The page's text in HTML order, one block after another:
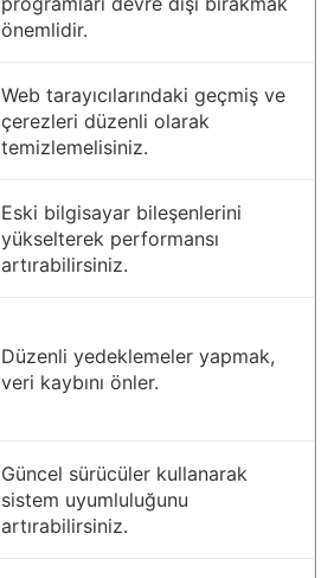
önemlidir.
Web tarayıcılarındaki geçmiş ve
çerezleri düzenli olarak
temizlemelisiniz.
Eski bilgisayar bileşenlerini
yükselterek performansı
artırabilirsiniz.
Düzenli yedeklemeler yapmak,
veri kaybını önler.
Güncel sürücüler kullanarak
sistem uyumluluğunu
artırabilirsiniz.